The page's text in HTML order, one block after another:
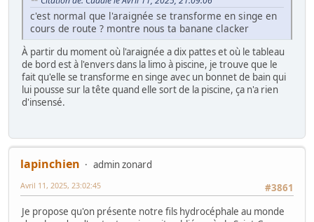
c'est normal que l'araignée se transforme en singe en
cours de route ? montre nous ta banane clacker
À partir du moment où l'araignée a dix pattes et où le tableau
de bord est à l'envers dans la limo à piscine, je trouve que le
fait qu'elle se transforme en singe avec un bonnet de bain qui
lui pousse sur la tête quand elle sort de la piscine, ça n'a rien
d'insensé.
lapinchien
admin zonard
#3861
Avril 11, 2025, 23:02:45
Je propose qu'on présente notre fils hydrocéphale au monde